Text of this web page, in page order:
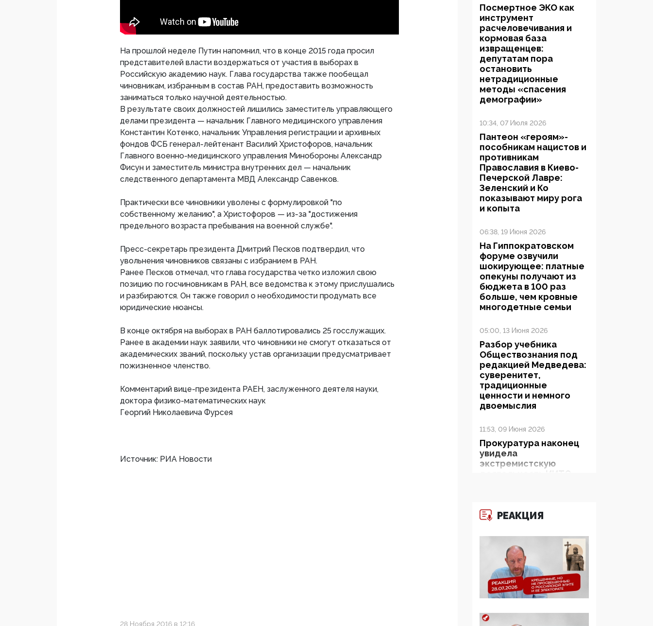
На прошлой неделе Путин напомнил, что в конце 2015 года просил
представителей власти воздержаться от участия в выборах в
Российскую академию наук. Глава государства также пообещал
чиновникам, избранным в состав РАН, предоставить возможность
заниматься только научной деятельностью.
В результате своих должностей лишились заместитель управляющего
делами президента — начальник Главного медицинского управления
Константин Котенко, начальник Управления регистрации и архивных
фондов ФСБ генерал-лейтенант Василий Христофоров, начальник
Главного военно-медицинского управления Минобороны Александр
Фисун и заместитель министра внутренних дел — начальник
следственного департамента МВД Александр Савенков.
Практически все чиновники уволены с формулировкой "по
собственному желанию", а Христофоров — из-за "достижения
предельного возраста пребывания на военной службе".
Пресс-секретарь президента Дмитрий Песков подтвердил, что
увольнения чиновников связаны с избранием в РАН.
Ранее Песков отмечал, что глава государства четко изложил свою
позицию по госчиновникам в РАН, все ведомства к этому прислушались
и разбираются. Он также говорил о необходимости продумать все
юридические нюансы.
В конце октября на выборах в РАН баллотировались 25 госслужащих.
Ранее в академии наук заявили, что чиновники не смогут отказаться от
академических званий, поскольку устав организации предусматривает
пожизненное членство.
Комментарий вице-президента РАЕН, заслуженного деятеля науки,
доктора физико-математических наук
Георгий Николаевича Фурсея
Источник: РИА Новости
28 Ноября 2016 в 12:16
Посмертное ЭКО как
инструмент
расчеловечивания и
кормовая база
извращенцев:
депутатам пора
остановить
нетрадиционные
методы «спасения
демографии»
10:34, 07 Июля 2026
Пантеон «героям»-
пособникам нацистов и
противникам
Православия в Киево-
Печерской Лавре:
Зеленский и Ко
показывают миру рога
и копыта
06:38, 19 Июня 2026
На Гиппократовском
форуме озвучили
шокирующее: платные
опекуны получают из
бюджета в 100 раз
больше, чем кровные
многодетные семьи
05:00, 13 Июня 2026
Разбор учебника
Обществознания под
редакцией Медведева:
суверенитет,
традиционные
ценности и немного
двоемыслия
11:53, 09 Июня 2026
Прокуратура наконец
увидела
экстремистскую
деятельность ИИТО
определять повестку в
образовании
09:43, 01 Июня 2026
5G за счет здоровья
граждан: Минцифры
намерено отобрать у
регионов и
защищать жилые дома
и социальные объекты
РЕАКЦИЯ